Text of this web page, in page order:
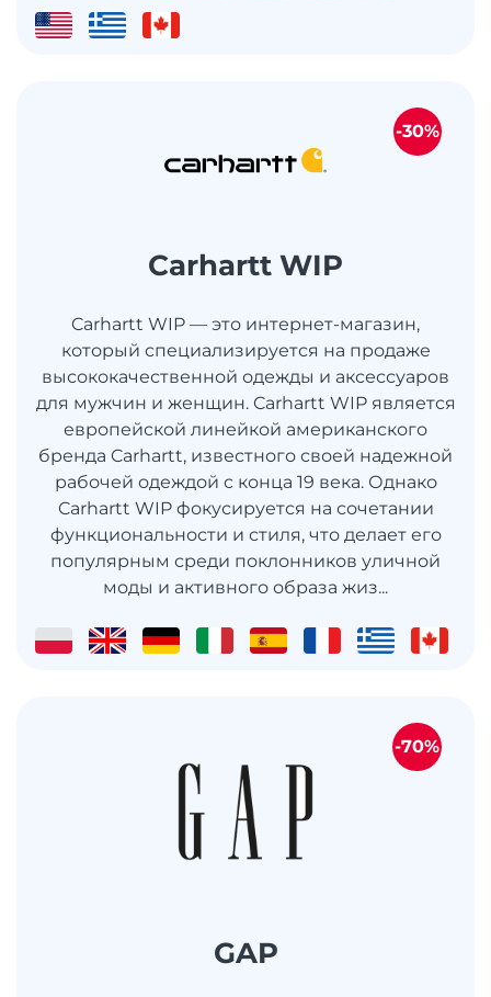
Carhartt WIP
Carhartt WIP — это интернет-магазин,
который специализируется на продаже
высококачественной одежды и аксессуаров
для мужчин и женщин. Carhartt WIP является
европейской линейкой американского
бренда Carhartt, известного своей надежной
рабочей одеждой с конца 19 века. Однако
Carhartt WIP фокусируется на сочетании
функциональности и стиля, что делает его
популярным среди поклонников уличной
моды и активного образа жиз...
-30%
GAP
-70%